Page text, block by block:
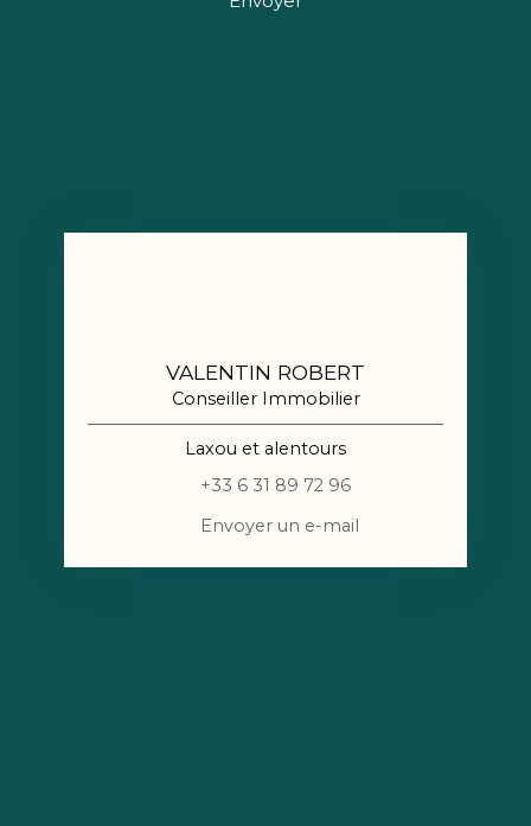
VALENTIN ROBERT
Conseiller Immobilier
Laxou et alentours
+33 6 31 89 72 96
Envoyer un e-mail